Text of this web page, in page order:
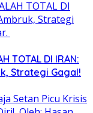
TOTAL DI IRAN:
Strategi Gagal!